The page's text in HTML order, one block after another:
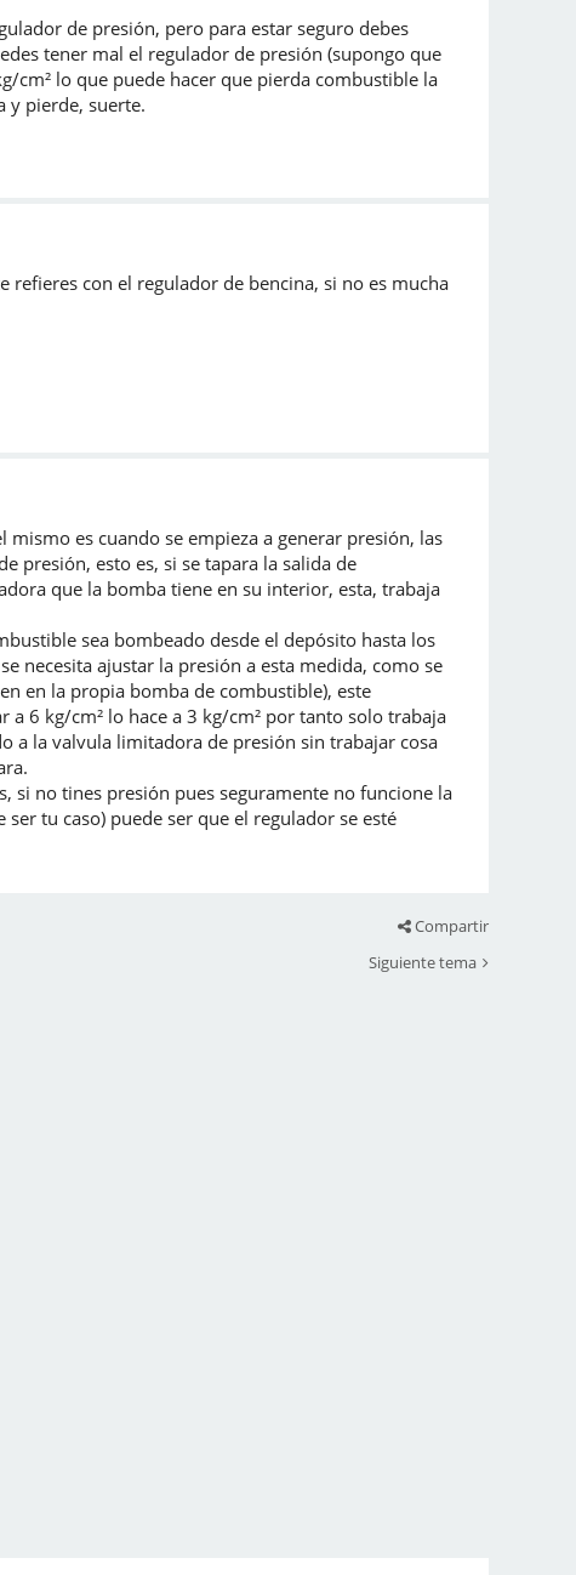
de presión, pero para estar seguro debes
tener mal el regulador de presión (supongo que
cm² lo que puede hacer que pierda combustible la
y pierde, suerte.
refieres con el regulador de bencina, si no es mucha
es cuando se empieza a generar presión, las
presión, esto es, si se tapara la salida de
que la bomba tiene en su interior, esta, trabaja
sea bombeado desde el depósito hasta los
necesita ajustar la presión a esta medida, como se
en la propia bomba de combustible), este
6 kg/cm² lo hace a 3 kg/cm² por tanto solo trabaja
a la valvula limitadora de presión sin trabajar cosa
si no tines presión pues seguramente no funcione la
tu caso) puede ser que el regulador se esté
Compartir
Siguiente tema